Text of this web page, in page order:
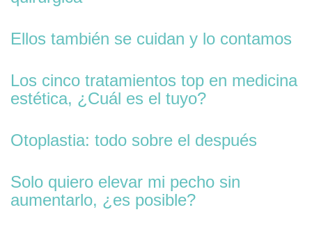
Ellos también se cuidan y lo contamos
Los cinco tratamientos top en medicina
estética, ¿Cuál es el tuyo?
Otoplastia: todo sobre el después
Solo quiero elevar mi pecho sin
aumentarlo, ¿es posible?